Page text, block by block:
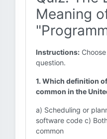
Meaning
Instructions:
question.
1. Which definition
common in the
a) Scheduling or
software code c)
common